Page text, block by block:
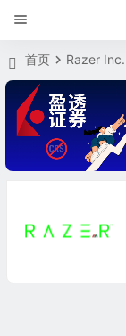
首页 Razer Inc.